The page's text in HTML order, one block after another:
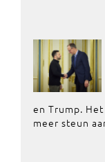
en Trump.
meer steun